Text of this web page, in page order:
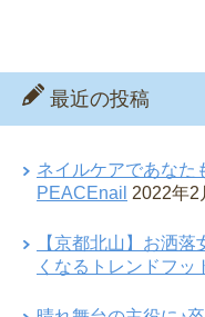
最近の投稿
ネイルケアであなた
PEACEnail 2022年2
【京都北山】お洒
くなるトレンドフッ